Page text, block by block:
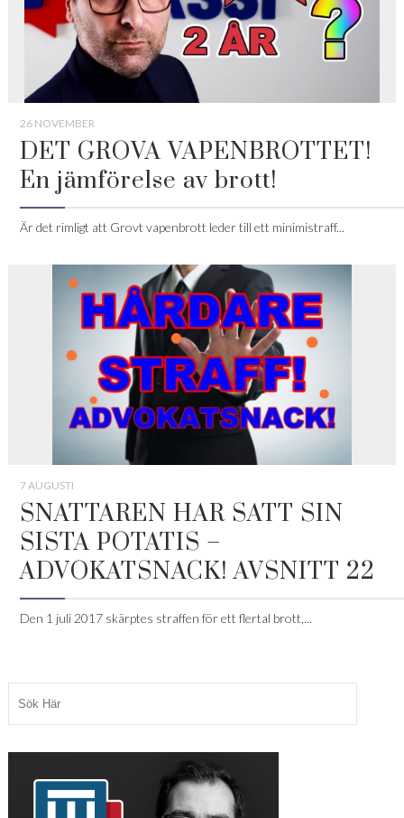
26 NOVEMBER
DET GROVA VAPENBROTTET!
En jämförelse av brott!
Är det rimligt att Grovt vapenbrott leder till ett minimistraff...
7 AUGUSTI
SNATTAREN HAR SATT SIN
SISTA POTATIS –
ADVOKATSNACK! AVSNITT 22
Den 1 juli 2017 skärptes straffen för ett flertal brott,...